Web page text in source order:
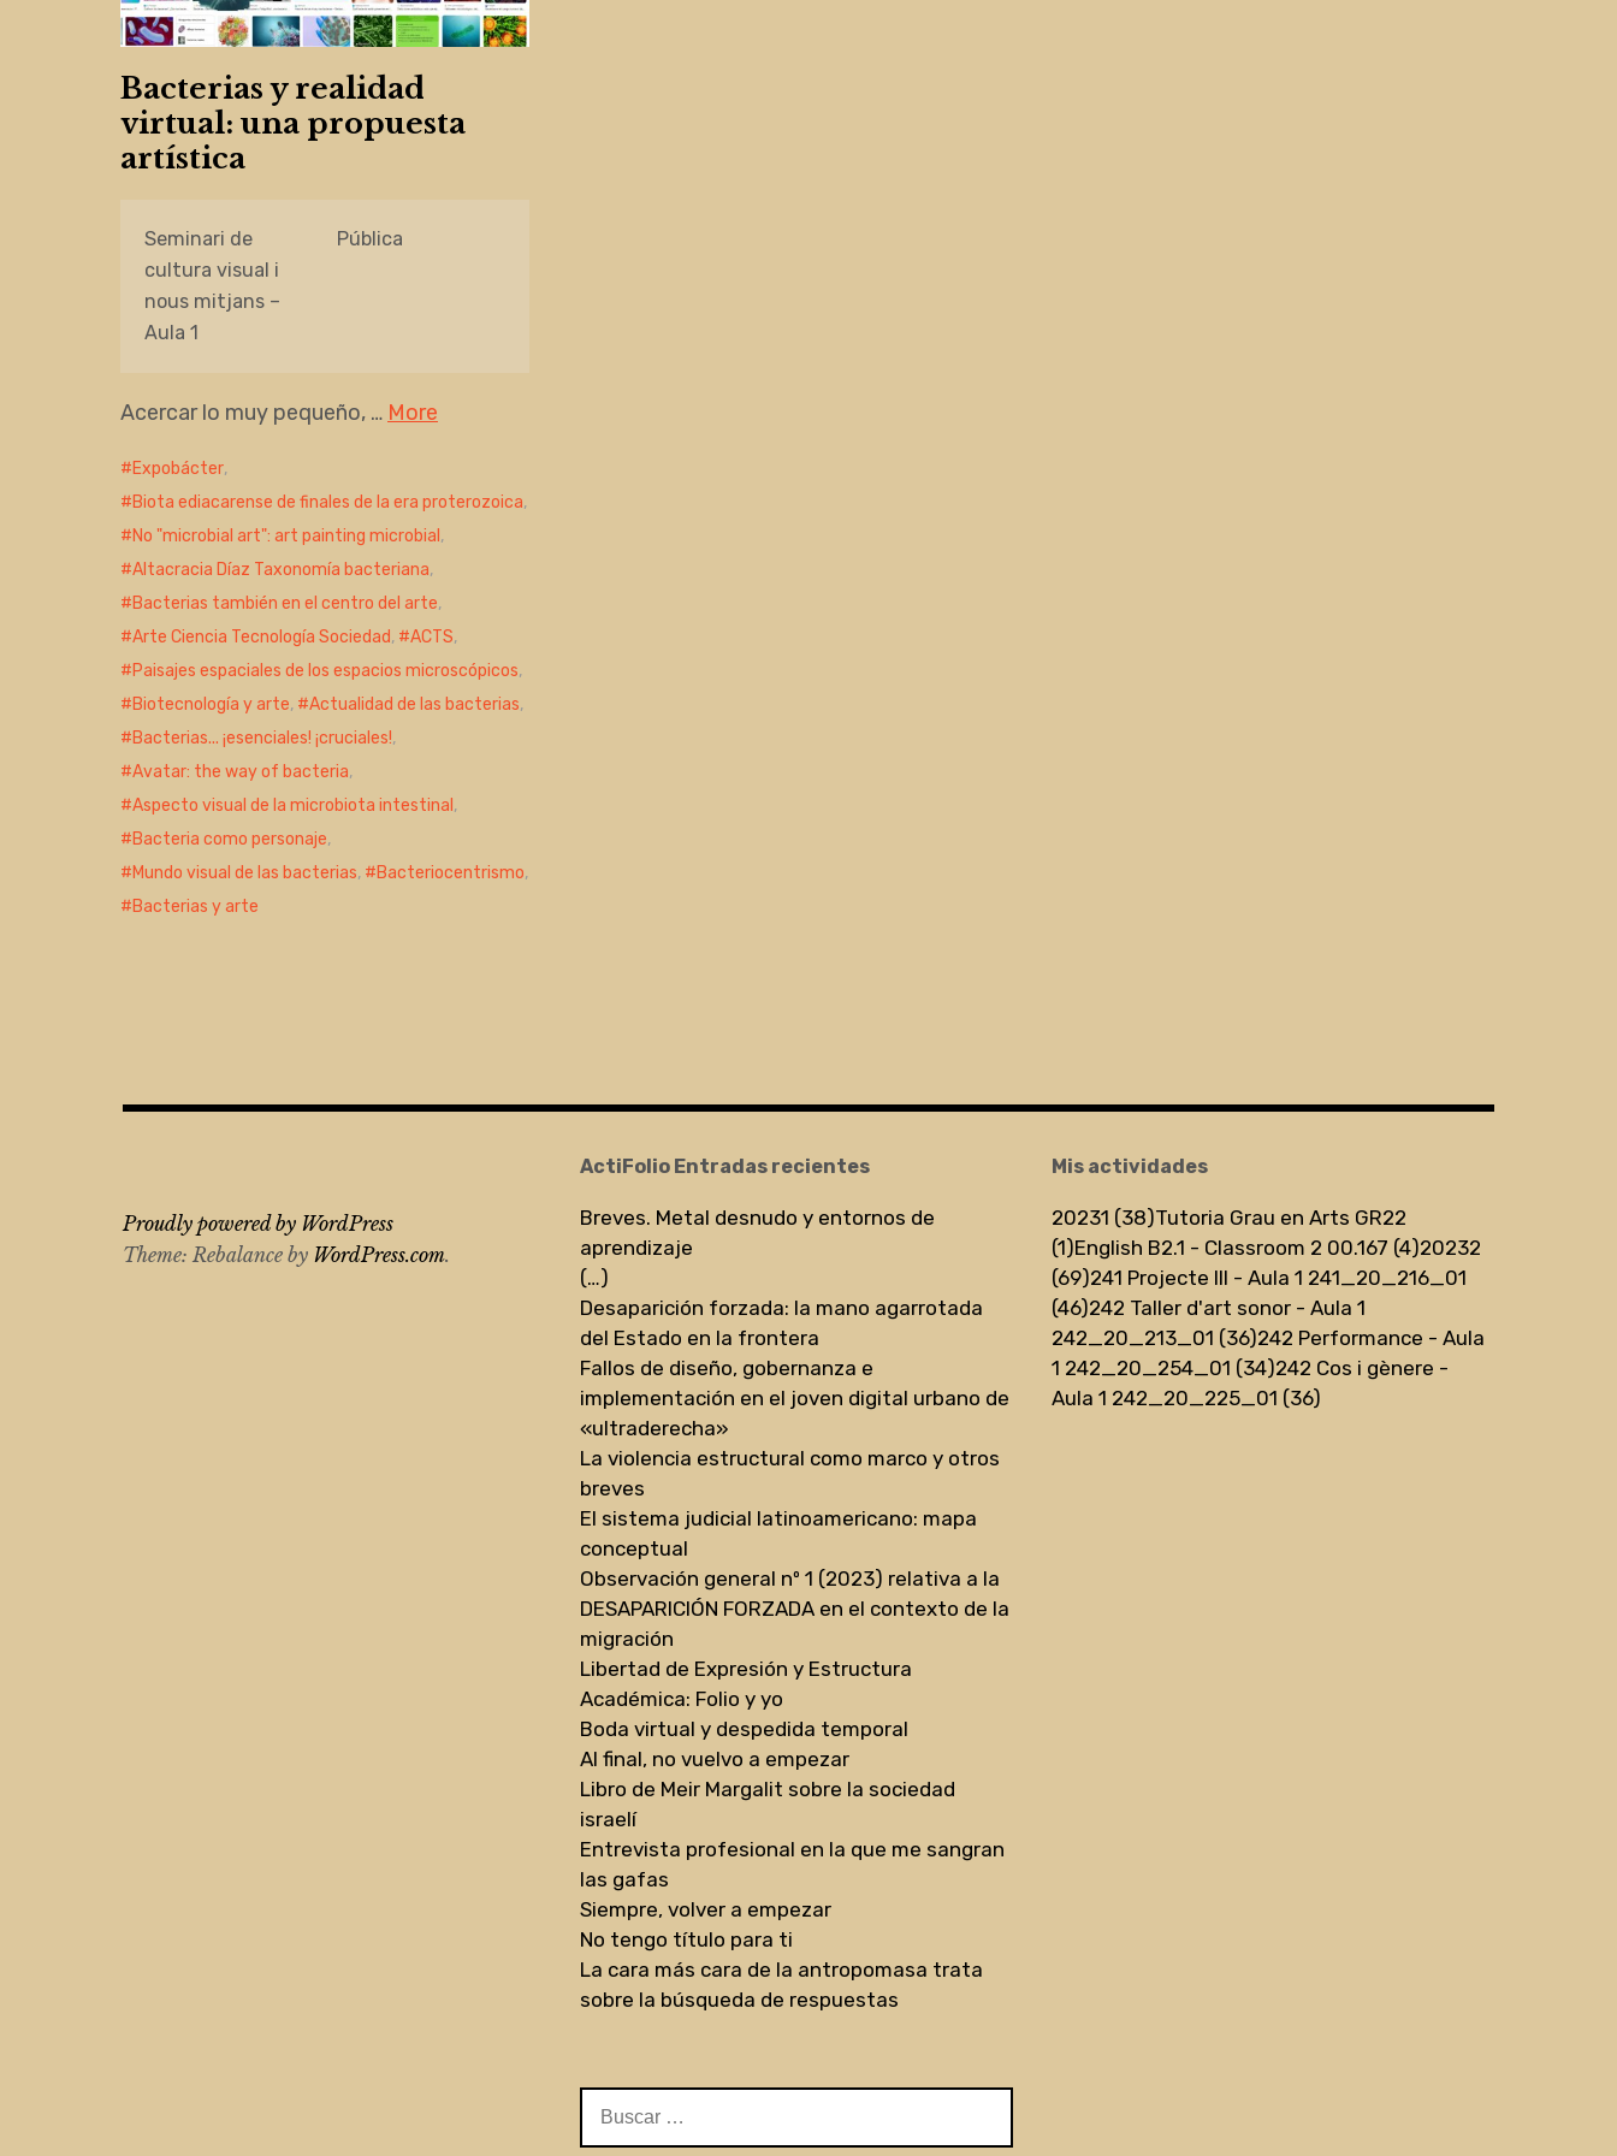
Bacterias y realidad
virtual: una propuesta
artística
Seminari de
cultura visual i
nous mitjans –
Aula 1
Pública
Acercar lo muy pequeño, … More
Expobácter,
Biota ediacarense de finales de la era proterozoica,
No "microbial art": art painting microbial ,
Altacracia Díaz Taxonomía bacteriana,
Bacterias también en el centro del arte,
Arte Ciencia Tecnología Sociedad, ACTS,
Paisajes espaciales de los espacios microscópicos,
Biotecnología y arte, Actualidad de las bacterias,
Bacterias... ¡esenciales! ¡cruciales!,
Avatar: the way of bacteria,
Aspecto visual de la microbiota intestinal ,
Bacteria como personaje,
Mundo visual de las bacterias, Bacteriocentrismo,
Bacterias y arte
ActiFolio Entradas recientes
Breves. Metal desnudo y entornos de
aprendizaje
(…)
Desaparición forzada: la mano agarrotada
del Estado en la frontera
Fallos de diseño, gobernanza e
implementación en el joven digital urbano de
«ultraderecha»
La violencia estructural como marco y otros
breves
El sistema judicial latinoamericano: mapa
conceptual
Observación general nº 1 (2023) relativa a la
DESAPARICIÓN FORZADA en el contexto de la
migración
Libertad de Expresión y Estructura
Académica: Folio y yo
Boda virtual y despedida temporal
Al final, no vuelvo a empezar
Libro de Meir Margalit sobre la sociedad
israelí
Entrevista profesional en la que me sangran
las gafas
Siempre, volver a empezar
No tengo título para ti
La cara más cara de la antropomasa trata
sobre la búsqueda de respuestas
Mis actividades
20231 (38)Tutoria Grau en Arts GR22
(1)English B2.1 - Classroom 2 00.167 (4)20232
(69)241 Projecte III - Aula 1 241_20_216_01
(46)242 Taller d'art sonor - Aula 1
242_20_213_01 (36)242 Performance - Aula
1 242_20_254_01 (34)242 Cos i gènere -
Aula 1 242_20_225_01 (36)
Proudly powered by WordPress
Theme: Rebalance by WordPress.com.